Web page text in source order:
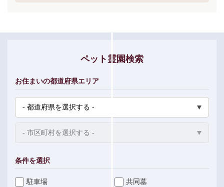
ペット霊園検索
お住まいの都道府県エリア
条件を選択
駐車場
共同墓